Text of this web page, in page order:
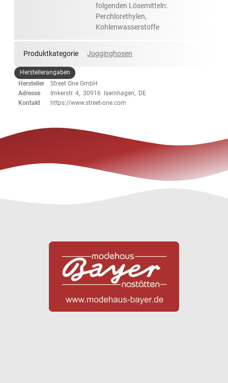
folgenden Lösemitteln:
Perchlorethylen,
Kohlenwasserstoffe
Produktkategorie Jogginghosen
Herstellerangaben
Hersteller
Street One GmbH
Adresse
Imkerstr. 4, 30916 Isernhagen, DE
Kontakt
https://www.street-one.com